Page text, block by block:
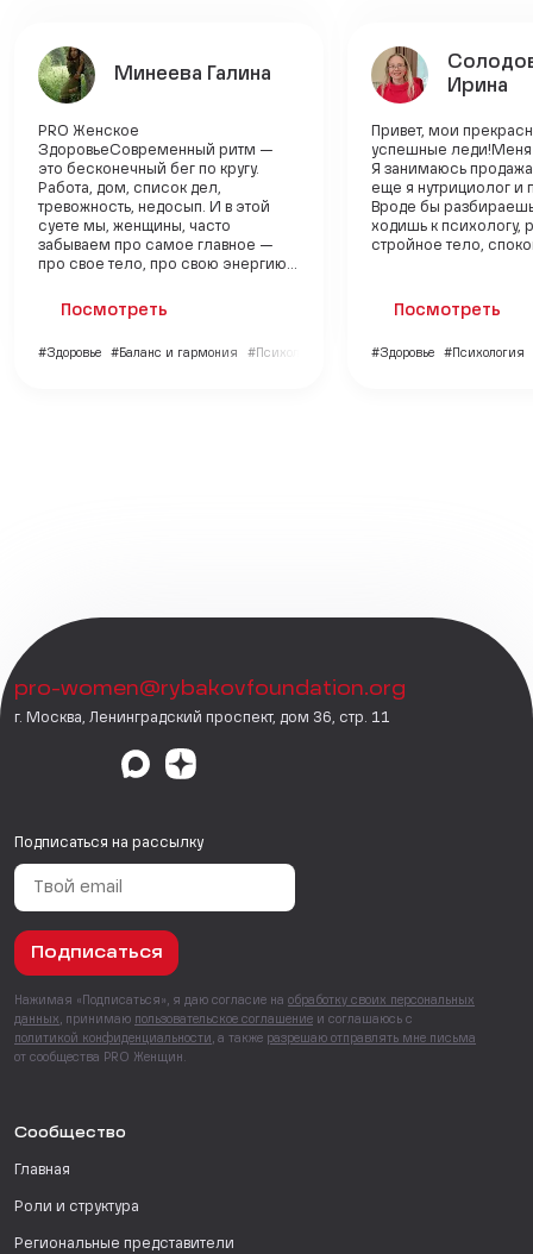
Минеева Галина
PRO Женское
ЗдоровьеСовременный ритм —
это бесконечный бег по кругу.
Работа, дом, список дел,
тревожность, недосып. И в этой
суете мы, женщины, часто
забываем про самое главное —
про свое тело, про свою энергию...
Посмотреть
#Здоровье #Баланс и гармония #Психология
Ирина
Привет, мои
успешные леди!Меня
Я занимаюсь
еще я нутрициолог и
Вроде бы
ходишь к психологу,
стройное тело,
Посмотреть
#Здоровье #Психология
pro-women@rybakovfoundation.org
г. Москва, Ленинградский проспект, дом 36, стр. 11
Подписаться на рассылку
Подписаться
Нажимая «Подписаться», я даю согласие на обработку своих персональных
данных , принимаю пользовательское соглашение и соглашаюсь с
политикой конфиденциальности , а также разрешаю отправлять мне письма
от сообщества PRO Женщин.
Сообщество
Главная
Роли и структура
Региональные представители